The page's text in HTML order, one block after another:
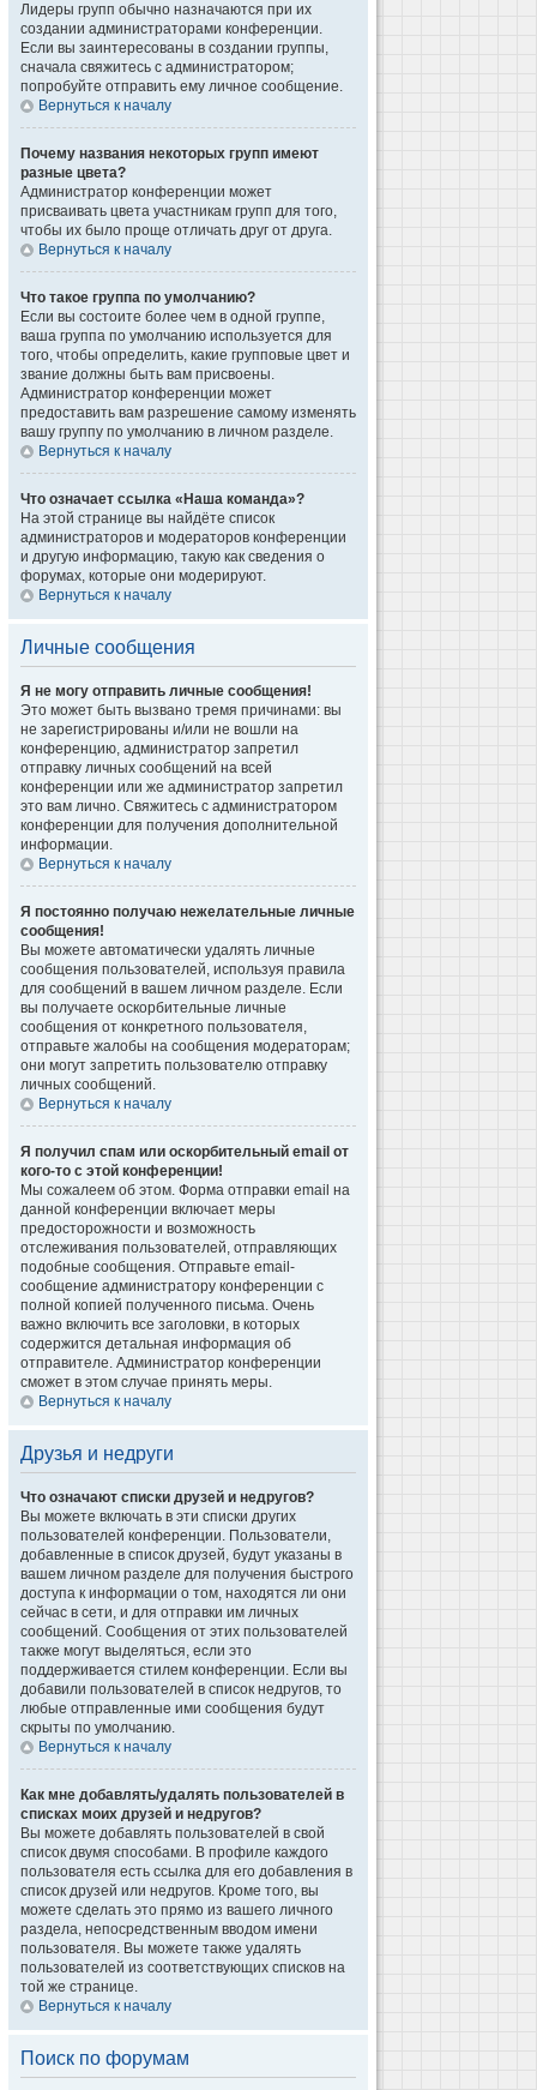
Лидеры групп обычно назначаются при их
создании администраторами конференции.
Если вы заинтересованы в создании группы,
сначала свяжитесь с администратором;
попробуйте отправить ему личное сообщение.
Вернуться к началу
Почему названия некоторых групп имеют
разные цвета?
Администратор конференции может
присваивать цвета участникам групп для того,
чтобы их было проще отличать друг от друга.
Вернуться к началу
Что такое группа по умолчанию?
Если вы состоите более чем в одной группе,
ваша группа по умолчанию используется для
того, чтобы определить, какие групповые цвет и
звание должны быть вам присвоены.
Администратор конференции может
предоставить вам разрешение самому изменять
вашу группу по умолчанию в личном разделе.
Вернуться к началу
Что означает ссылка «Наша команда»?
На этой странице вы найдёте список
администраторов и модераторов конференции
и другую информацию, такую как сведения о
форумах, которые они модерируют.
Вернуться к началу
Личные сообщения
Я не могу отправить личные сообщения!
Это может быть вызвано тремя причинами: вы
не зарегистрированы и/или не вошли на
конференцию, администратор запретил
отправку личных сообщений на всей
конференции или же администратор запретил
это вам лично. Свяжитесь с администратором
конференции для получения дополнительной
информации.
Вернуться к началу
Я постоянно получаю нежелательные личные
сообщения!
Вы можете автоматически удалять личные
сообщения пользователей, используя правила
для сообщений в вашем личном разделе. Если
вы получаете оскорбительные личные
сообщения от конкретного пользователя,
отправьте жалобы на сообщения модераторам;
они могут запретить пользователю отправку
личных сообщений.
Вернуться к началу
Я получил спам или оскорбительный email от
кого-то с этой конференции!
Мы сожалеем об этом. Форма отправки email на
данной конференции включает меры
предосторожности и возможность
отслеживания пользователей, отправляющих
подобные сообщения. Отправьте email-
сообщение администратору конференции с
полной копией полученного письма. Очень
важно включить все заголовки, в которых
содержится детальная информация об
отправителе. Администратор конференции
сможет в этом случае принять меры.
Вернуться к началу
Друзья и недруги
Что означают списки друзей и недругов?
Вы можете включать в эти списки других
пользователей конференции. Пользователи,
добавленные в список друзей, будут указаны в
вашем личном разделе для получения быстрого
доступа к информации о том, находятся ли они
сейчас в сети, и для отправки им личных
сообщений. Сообщения от этих пользователей
также могут выделяться, если это
поддерживается стилем конференции. Если вы
добавили пользователей в список недругов, то
любые отправленные ими сообщения будут
скрыты по умолчанию.
Вернуться к началу
Как мне добавлять/удалять пользователей в
списках моих друзей и недругов?
Вы можете добавлять пользователей в свой
список двумя способами. В профиле каждого
пользователя есть ссылка для его добавления в
список друзей или недругов. Кроме того, вы
можете сделать это прямо из вашего личного
раздела, непосредственным вводом имени
пользователя. Вы можете также удалять
пользователей из соответствующих списков на
той же странице.
Вернуться к началу
Поиск по форумам